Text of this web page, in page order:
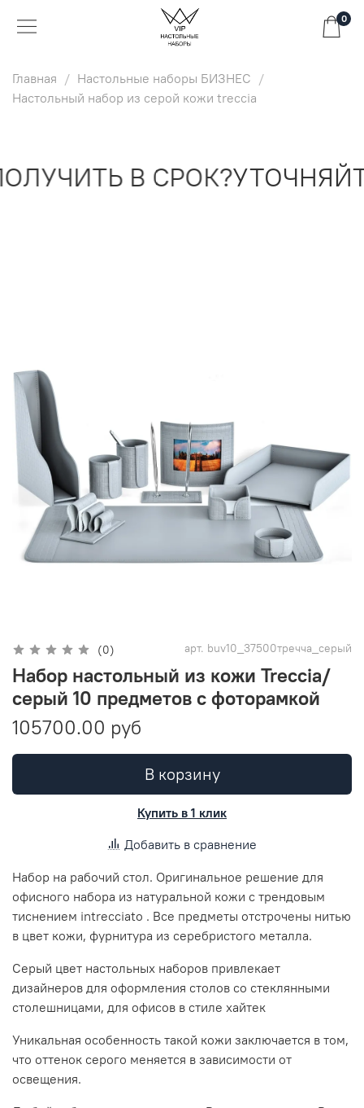
0
Главная
Настольные наборы БИЗНЕС
Настольный набор из серой кожи treccia
В СРОК?
(0) арт. buv10_37500тречча_серый
Набор настольный из кожи Treccia/
серый 10 предметов с фоторамкой
105700.00 руб
В корзину
Купить в 1 клик
Добавить в сравнение
Набор на рабочий стол. Оригинальное решение для
офисного набора из натуральной кожи с трендовым
тиснением intrecciato . Все предметы отстрочены нитью
в цвет кожи, фурнитура из серебристого металла.
Серый цвет настольных наборов привлекает
дизайнеров для оформления столов со стеклянными
столешницами, для офисов в стиле хайтек
Уникальная особенность такой кожи заключается в том,
что оттенок серого меняется в зависимости от
освещения.